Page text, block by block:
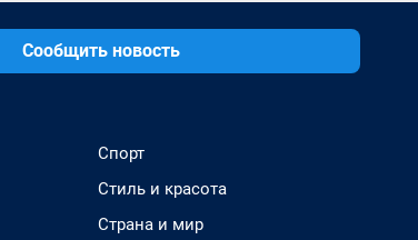
Сообщить новость
Спорт
Стиль и красота
Страна и мир